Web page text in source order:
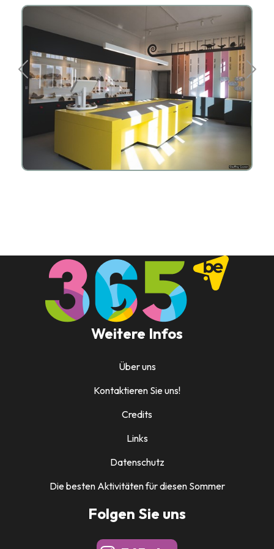
Weitere Infos
Über uns
Kontaktieren Sie uns!
Credits
Links
Datenschutz
Die besten Aktivitäten für diesen Sommer
Folgen Sie uns